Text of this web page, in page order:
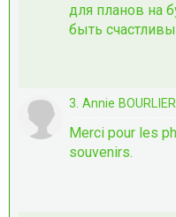
для планов на
быть
3. Annie BOURLIER
Merci pour les
souvenirs.